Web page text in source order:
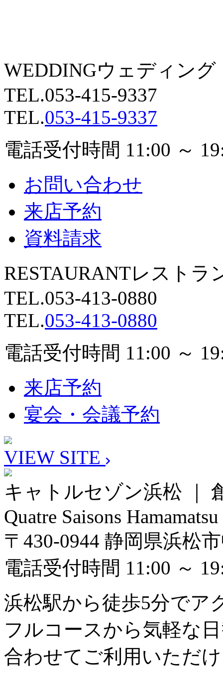
WEDDINGウェディング
TEL.053-415-9337
TEL.053-415-9337
電話受付時間 11:00 ～
お問い合わせ
来店予約
資料請求
RESTAURANTレストラ
TEL.053-413-0880
TEL.053-413-0880
電話受付時間 11:00 ～
来店予約
宴会・会議予約
VIEW SITE
キャトルセゾン浜松 ｜
Quatre Saisons Hamamatsu
〒430-0944 静岡県浜松
電話受付時間 11:00 ～
浜松駅から徒歩5分でア
フルコースから気軽な
合わせてご利用いただ